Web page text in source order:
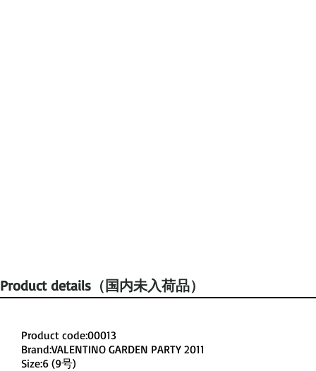
Product details（国内未入荷品）
Product code:00013
Brand:VALENTINO GARDEN PARTY 2011
Size:6 (9号)